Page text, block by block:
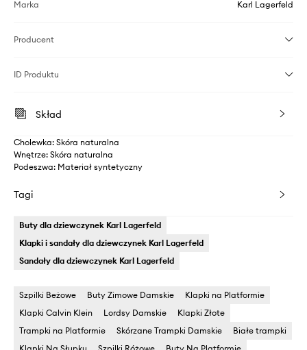
Marka Karl Lagerfeld
Producent
ID Produktu
Skład
Cholewka: Skóra naturalna
Wnętrze: Skóra naturalna
Podeszwa: Materiał syntetyczny
Tagi
Buty dla dziewczynek Karl Lagerfeld
Klapki i sandały dla dziewczynek Karl Lagerfeld
Sandały dla dziewczynek Karl Lagerfeld
Szpilki Beżowe Buty Zimowe Damskie
Klapki na Platformie
Klapki Calvin Klein
Lordsy Damskie
Klapki Złote
Trampki na Platformie
Skórzane Trampki Damskie
Białe trampki